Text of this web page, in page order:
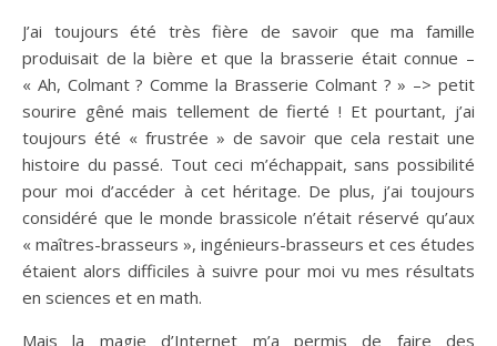
J’ai toujours été très fière de savoir que ma famille
produisait de la bière et que la brasserie était connue –
« Ah, Colmant ? Comme la Brasserie Colmant ? » –> petit
sourire gêné mais tellement de fierté ! Et pourtant, j’ai
toujours été « frustrée » de savoir que cela restait une
histoire du passé. Tout ceci m’échappait, sans possibilité
pour moi d’accéder à cet héritage. De plus, j’ai toujours
considéré que le monde brassicole n’était réservé qu’aux
« maîtres-brasseurs », ingénieurs-brasseurs et ces études
étaient alors difficiles à suivre pour moi vu mes résultats
en sciences et en math.
Mais la magie d’Internet m’a permis de faire des